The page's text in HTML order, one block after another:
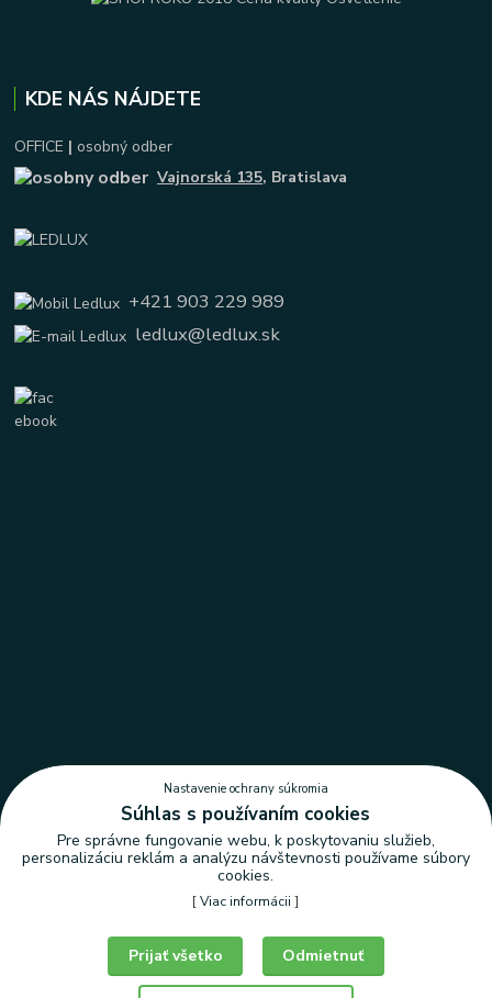
KDE NÁS NÁJDETE
OFFICE | osobný odber
Vajnorská 135, Bratislava
+421 903 229 989
ledlux@ledlux.sk
Nastavenie ochrany súkromia
Nastavenie ochrany súkromia
Súhlas s používaním cookies
Pre správne fungovanie webu, k poskytovaniu služieb,
personalizáciu reklám a analýzu návštevnosti používame súbory
cookies.
[Viac informácii ]
Odmietnuť
Prijať všetko